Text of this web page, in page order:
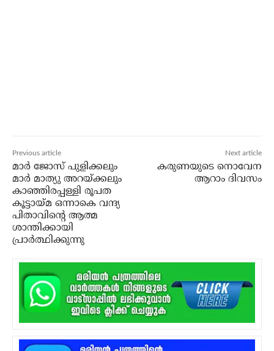
Previous article
മാർ ജോസ് പുളിക്കലും
മാർ മാത്യു അറയ്ക്കലും
കാഞ്ഞിരപ്പള്ളി രൂപത
കൂട്ടായ്മ ഒന്നാകെ വന്ദ്യ
പിതാവിന്റെ ആത്മ
ശാന്തിക്കായി
പ്രാർത്ഥിക്കുന്നു
Next article
കരുണയുടെ നൊവേന
ആറാം ദിവസം